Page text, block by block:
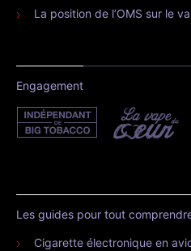
La position de l’OMS sur le
Engagement
Les guides pour tout
Cigarette électronique en